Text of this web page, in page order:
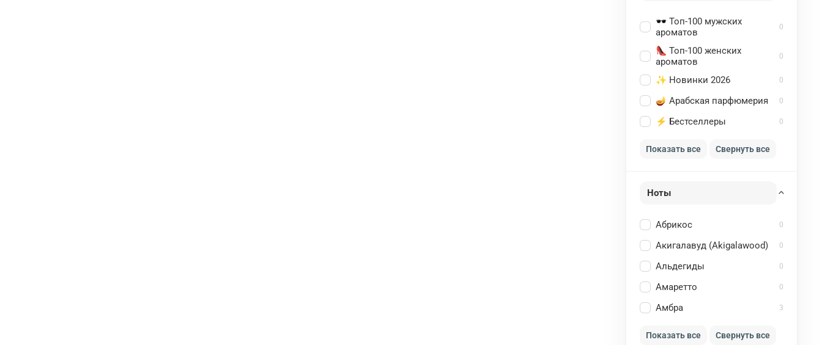
🕶️ Топ-100 мужских
ароматов
0
👠 Топ-100 женских
ароматов
0
✨ Новинки 2026 0
🪔 Арабская парфюмерия 0
⚡ Бестселлеры 0
Показать все Свернуть все
Ноты
Абрикос 0
Акигалавуд (Akigalawood) 0
Альдегиды 0
Амаретто 0
Амбра 3
Показать все Свернуть все